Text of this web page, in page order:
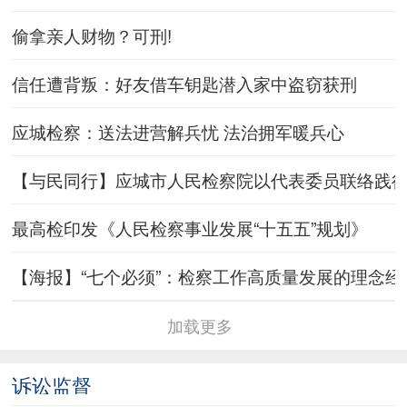
偷拿亲人财物？可刑!
信任遭背叛：好友借车钥匙潜入家中盗窃获刑
应城检察：送法进营解兵忧 法治拥军暖兵心
【与民同行】应城市人民检察院以代表委员联络践
最高检印发《人民检察事业发展“十五五”规划》
【海报】“七个必须”：检察工作高质量发展的理念
加载更多
诉讼监督